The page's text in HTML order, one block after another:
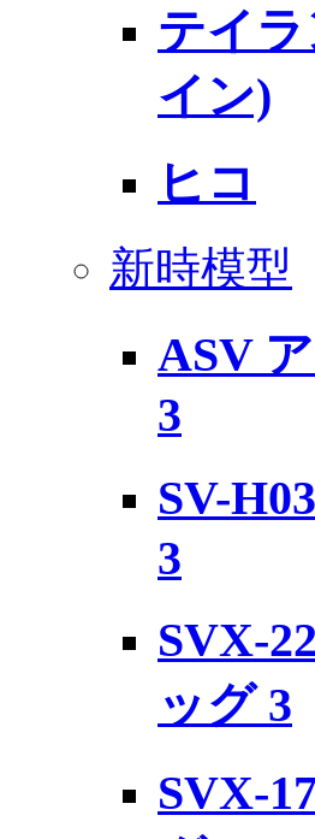
テイ
イン)
ヒコ
新時模型
ASV
3
SV-
3
SVX-
ッグ 3
SVX-